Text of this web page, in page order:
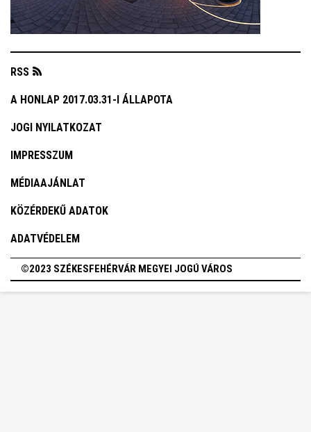
RSS
A HONLAP 2017.03.31-I ÁLLAPOTA
JOGI NYILATKOZAT
IMPRESSZUM
MÉDIAAJÁNLAT
KÖZÉRDEKŰ ADATOK
ADATVÉDELEM
©2023 SZÉKESFEHÉRVÁR MEGYEI JOGÚ VÁROS